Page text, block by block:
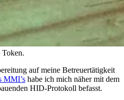
auf meine Betreuertätigkeit
MMI’s habe ich mich näher mit dem
HID-Protokoll befasst.